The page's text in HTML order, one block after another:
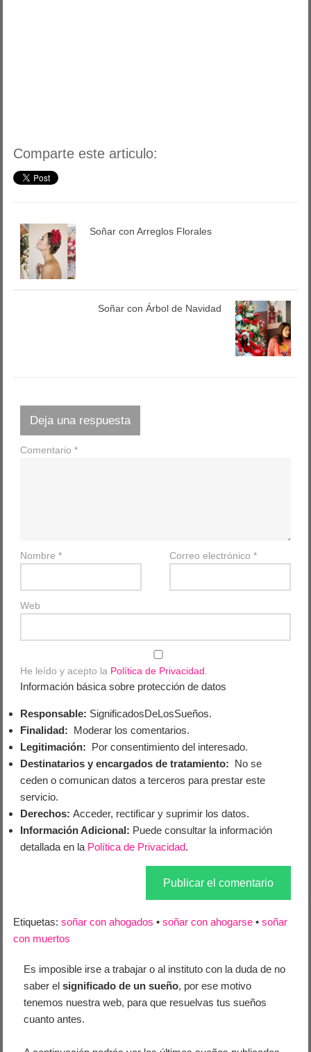
Comparte este articulo:
Soñar con Arreglos Florales
Soñar con Árbol de Navidad
Deja una respuesta
Comentario*
Nombre* Correo electrónico *
Web
He leído y acepto la Política de Privacidad
Información básica sobre protección de datos
Responsable: SignificadosDeLosSueños.
Finalidad: Moderar los comentarios.
Legitimación: Por consentimiento del interesado.
Destinatarios y encargados de tratamiento: No se
ceden o comunican datos a terceros para prestar este
servicio.
Derechos: Acceder, rectificar y suprimir los datos.
Información Adicional: Puede consultar la información
detallada en la Política de Privacidad.
Etiquetas:soñar con ahogados •soñar con ahogarse •soñar
con muertos
Es imposible irse a trabajar o al instituto con la duda de no
saber elsignificado de un sueño, por ese motivo
tenemos nuestra web, para que resuelvas tus sueños
cuanto antes.